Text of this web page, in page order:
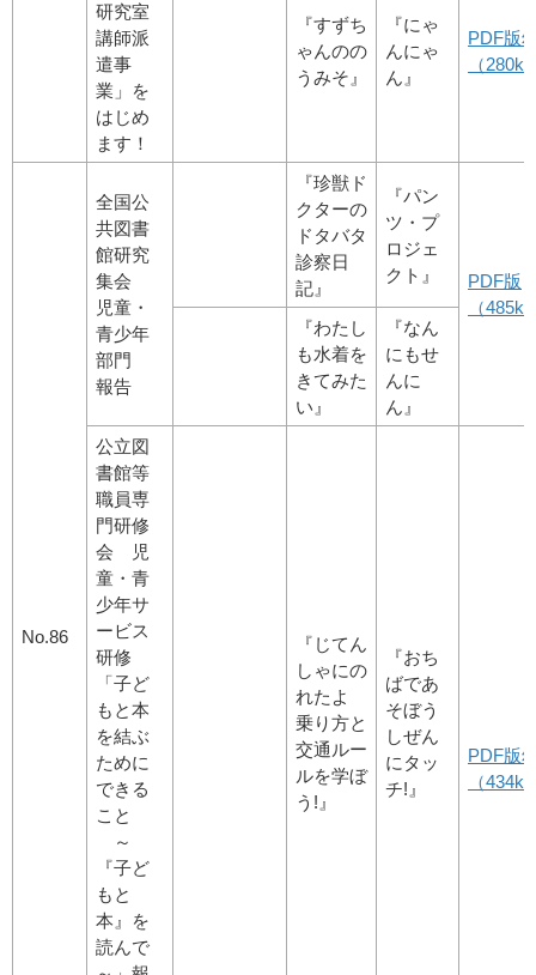
研究室
講師派
遣事
業」を
はじめ
ます！
『すずち
ゃんのの
うみそ』
『にゃ
んにゃ
ん』
PDF版
（
No.86
全国公
共図書
館研究
集会
児童・
青少年
部門
報告
『珍獣ド
クターの
ドタバタ
診察日
記』
『パン
ツ・プ
ロジェ
クト』
PDF版
（
『わたし
も水着を
きてみた
い』
『なん
にもせ
んに
ん』
公立図
書館等
職員専
門研修
会 児
童・青
少年サ
ービス
研修
「子ど
もと本
を結ぶ
ために
できる
こと
～
『子ど
もと
本』を
読んで
『じてん
しゃにの
れたよ
乗り方と
交通ルー
ルを学ぼ
う!』
『おち
ばであ
そぼう
しぜん
にタッ
チ!』
PDF版
（